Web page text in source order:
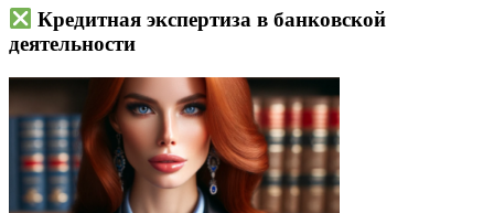
Кредитная экспертиза в банковской
деятельности